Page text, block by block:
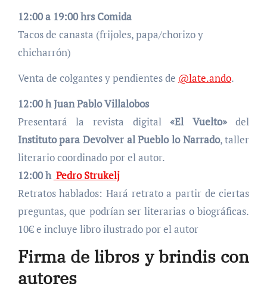
12:00 a 19:00 hrs Comida
Tacos de canasta (frijoles, papa/chorizo y
chicharrón)
Venta de colgantes y pendientes de @late.ando.
12:00 h Juan Pablo Villalobos
Presentará la revista digital«El Vuelto»del
Instituto para Devolver al Pueblo lo Narrado, taller
literario coordinado por el autor.
12:00 h Pedro Strukelj
Retratos hablados: Hará retrato a partir de ciertas
preguntas, que podrían ser literarias o biográficas.
10€ e incluye libro ilustrado por el autor
Firma de libros y brindis con
autores